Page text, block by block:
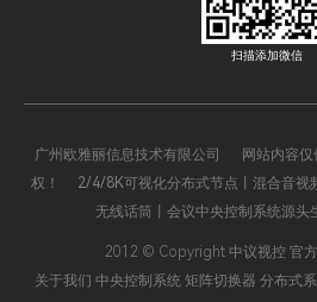
南、技术
售后服务
扫描添加微信
广州欧雅丽信息技术有限公司 网站内容仅
权！ 2/4/8K可视化分布式节点丨混合音视
无线话筒丨会议中央控制系统源头
2012 © Copyright 中议视控 官
关于我们 中央控制系统 矩阵切换器 分布式